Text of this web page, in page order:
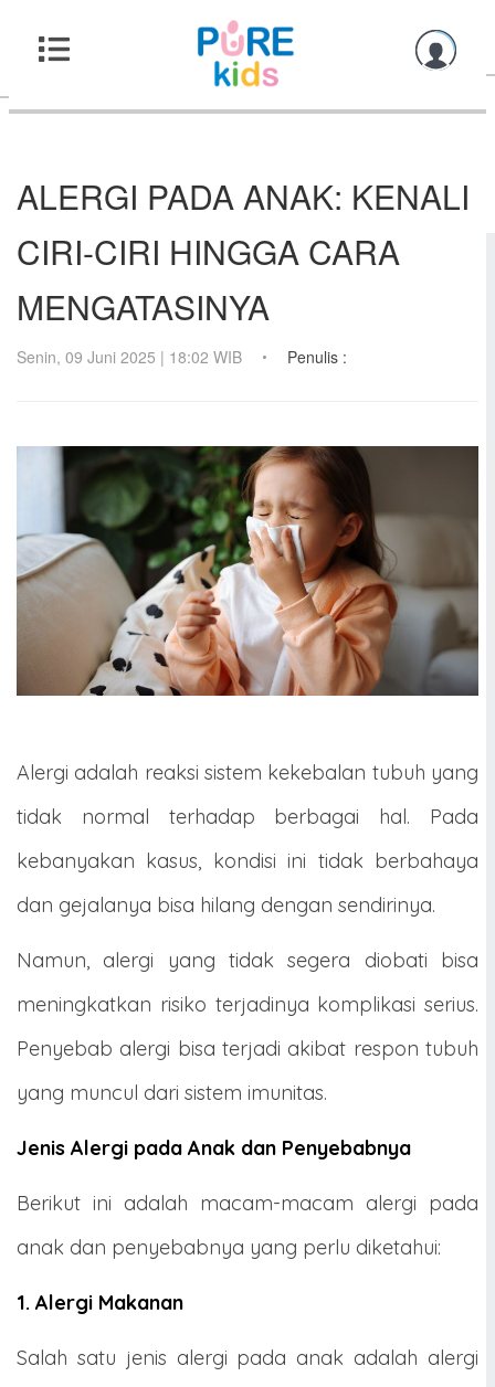
ALERGI PADA ANAK: KENALI
CIRI-CIRI HINGGA CARA
MENGATASINYA
Senin, 09 Juni 2025 | 18:02 WIB Penulis :
Alergi adalah reaksi sistem kekebalan tubuh yang
tidak normal terhadap berbagai hal. Pada
kebanyakan kasus, kondisi ini tidak berbahaya
dan gejalanya bisa hilang dengan sendirinya.
Namun, alergi yang tidak segera diobati bisa
meningkatkan risiko terjadinya komplikasi serius.
Penyebab alergi bisa terjadi akibat respon tubuh
yang muncul dari sistem imunitas.
Jenis Alergi pada Anak dan Penyebabnya
Berikut ini adalah macam-macam alergi pada
anak dan penyebabnya yang perlu diketahui:
1. Alergi Makanan
Salah satu jenis alergi pada anak adalah alergi